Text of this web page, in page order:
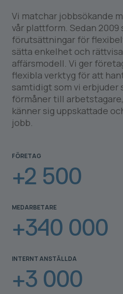
Vi matchar jobbsökande
vår plattform. Sedan 2009
förutsättningar för
sätta enkelhet och
affärsmodell. Vi ger
flexibla verktyg för att
samtidigt som vi
förmåner till
känner sig uppskattade
jobb.
FÖRETAG
+2 500
MEDARBETARE
+340 000
INTERNT ANSTÄLLDA
+3 000